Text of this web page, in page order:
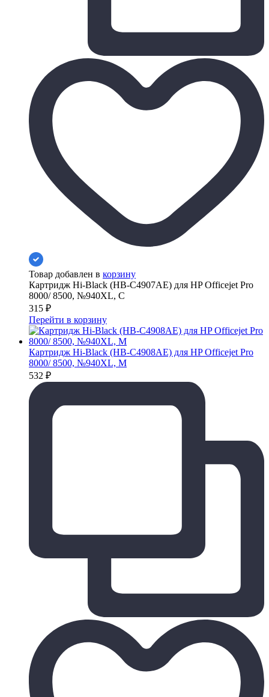
Товар добавлен в корзину
Картридж Hi-Black (HB-C4907AE) для HP Officejet Pro
8000/ 8500, №940XL, C
315 ₽
Перейти в корзину
Картридж Hi-Black (HB-C4908AE) для HP Officejet Pro
8000/ 8500, №940XL, M
532 ₽